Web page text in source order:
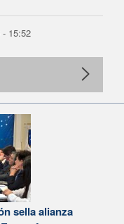
15:52
sella alianza